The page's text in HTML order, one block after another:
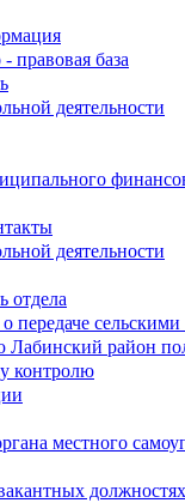
правовая база
деятельности
деятельности
отдела
передаче
Лабинский район
контролю
местного